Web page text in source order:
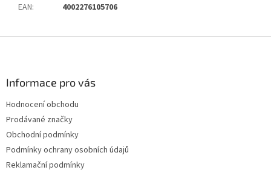
EAN: 4002276105706
Informace pro vás
Hodnocení obchodu
Prodávané značky
Obchodní podmínky
Podmínky ochrany osobních údajů
Reklamační podmínky